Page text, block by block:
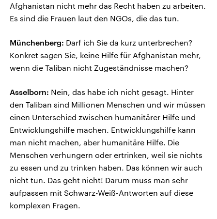
Afghanistan nicht mehr das Recht haben zu arbeiten.
Es sind die Frauen laut den NGOs, die das tun.
Münchenberg: Darf ich Sie da kurz unterbrechen?
Konkret sagen Sie, keine Hilfe für Afghanistan mehr,
wenn die Taliban nicht Zugeständnisse machen?
Asselborn: Nein, das habe ich nicht gesagt. Hinter
den Taliban sind Millionen Menschen und wir müssen
einen Unterschied zwischen humanitärer Hilfe und
Entwicklungshilfe machen. Entwicklungshilfe kann
man nicht machen, aber humanitäre Hilfe. Die
Menschen verhungern oder ertrinken, weil sie nichts
zu essen und zu trinken haben. Das können wir auch
nicht tun. Das geht nicht! Darum muss man sehr
aufpassen mit Schwarz-Weiß-Antworten auf diese
komplexen Fragen.